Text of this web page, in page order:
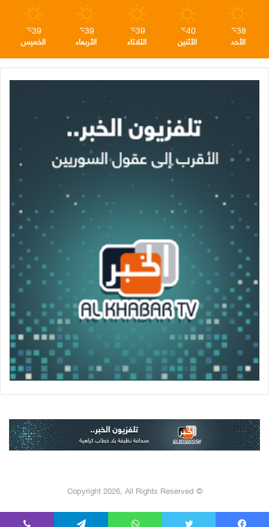
38
℃
الأحد
40
℃
الأثنين
39
℃
الثلاثاء
39
℃
الأربعاء
39
℃
الخميس
© Copyright 2026, All Rights Reserved